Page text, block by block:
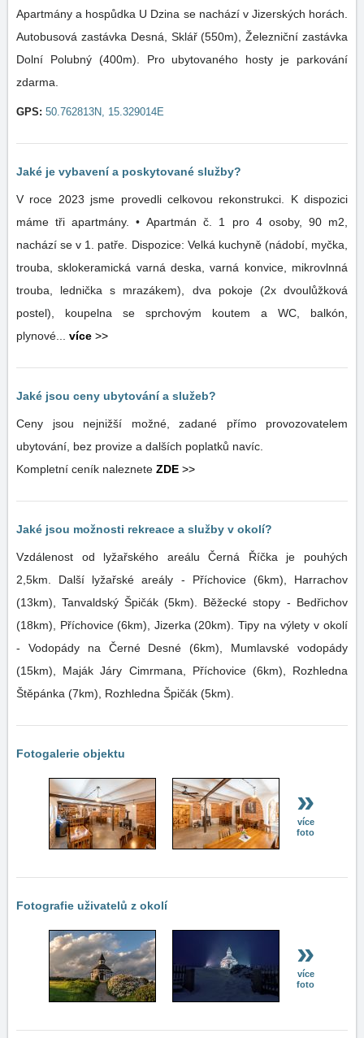
Apartmány a hospůdka U Dzina se nachází v Jizerských horách.
Autobusová zastávka Desná, Sklář (550m), Železniční zastávka
Dolní Polubný (400m). Pro ubytovaného hosty je parkování
zdarma.
GPS: 50.762813N, 15.329014E
Jaké je vybavení a poskytované služby?
V roce 2023 jsme provedli celkovou rekonstrukci. K dispozici
máme tři apartmány. • Apartmán č. 1 pro 4 osoby, 90 m2,
nachází se v 1. patře. Dispozice: Velká kuchyně (nádobí, myčka,
trouba, sklokeramická varná deska, varná konvice, mikrovlnná
trouba, lednička s mrazákem), dva pokoje (2x dvoulůžková
postel), koupelna se sprchovým koutem a WC, balkón,
plynové... více >>
Jaké jsou ceny ubytování a služeb?
Ceny jsou nejnižší možné, zadané přímo provozovatelem
ubytování, bez provize a dalších poplatků navíc.
Kompletní ceník naleznete ZDE >>
Jaké jsou možnosti rekreace a služby v okolí?
Vzdálenost od lyžařského areálu Černá Říčka je pouhých
2,5km. Další lyžařské areály - Příchovice (6km), Harrachov
(13km), Tanvaldský Špičák (5km). Běžecké stopy - Bedřichov
(18km), Příchovice (6km), Jizerka (20km). Tipy na výlety v okolí
- Vodopády na Černé Desné (6km), Mumlavské vodopády
(15km), Maják Járy Cimrmana, Příchovice (6km), Rozhledna
Štěpánka (7km), Rozhledna Špičák (5km).
Fotogalerie objektu
»
více
foto
Fotografie uživatelů z okolí
»
více
foto